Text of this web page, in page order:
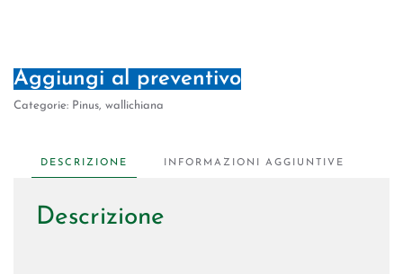
Aggiungi al preventivo
Categorie: Pinus, wallichiana
DESCRIZIONE INFORMAZIONI AGGIUNTIVE
Descrizione